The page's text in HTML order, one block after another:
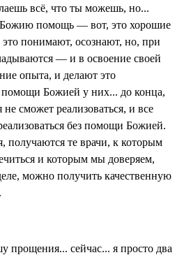
всё, что ты можешь, но...
Божию помощь — вот, это хорошие
это понимают, осознают, но, при
— и в освоение своей
опыта, и делают это
помощи Божией у них... до конца,
сможет реализоваться, и все
без помощи Божией.
получаются те врачи, к которым
и которым мы доверяем,
можно получить качественную
сейчас... я просто два